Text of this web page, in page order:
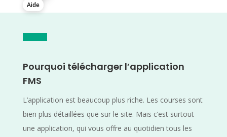
Aide
Pourquoi télécharger l’application
FMS
L’application est beaucoup plus riche. Les courses sont
bien plus détaillées que sur le site. Mais c’est surtout
une application, qui vous offre au quotidien tous les